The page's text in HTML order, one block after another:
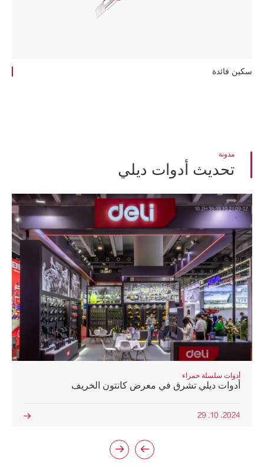
سكين فائدة
مدونة
تحديث أدوات ديلي
أدوات سلسلة حمراء
أدوات ديلي تشرق في معرض كانتون الخريف
2024. 10. 29


